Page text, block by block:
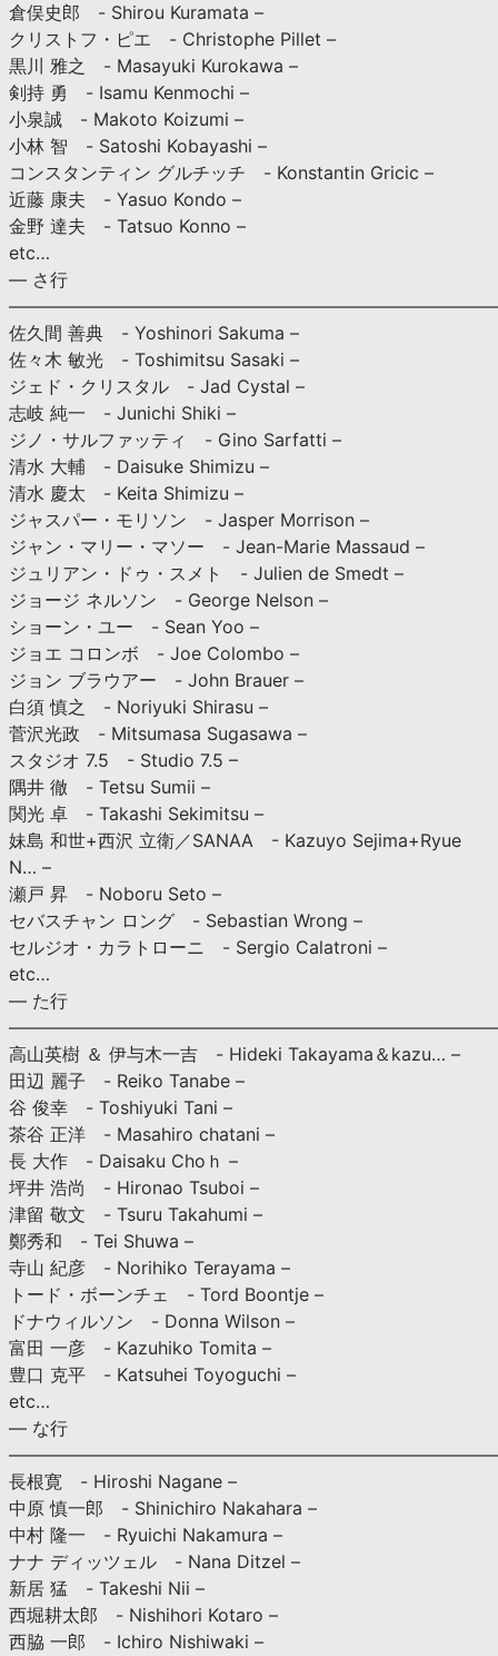
倉俣史郎 - Shirou Kuramata –
クリストフ・ピエ - Christophe Pillet –
黒川 雅之 - Masayuki Kurokawa –
剣持 勇 - Isamu Kenmochi –
小泉誠 - Makoto Koizumi –
小林 智 - Satoshi Kobayashi –
コンスタンティン グルチッチ - Konstantin Gricic –
近藤 康夫 - Yasuo Kondo –
金野 達夫 - Tatsuo Konno –
etc…
— さ行
佐久間 善典 - Yoshinori Sakuma –
佐々木 敏光 - Toshimitsu Sasaki –
ジェド・クリスタル - Jad Cystal –
志岐 純一 - Junichi Shiki –
ジノ・サルファッティ - Gino Sarfatti –
清水 大輔 - Daisuke Shimizu –
清水 慶太 - Keita Shimizu –
ジャスパー・モリソン - Jasper Morrison –
ジャン・マリー・マソー - Jean-Marie Massaud –
ジュリアン・ドゥ・スメト - Julien de Smedt –
ジョージ ネルソン - George Nelson –
ショーン・ユー - Sean Yoo –
ジョエ コロンボ - Joe Colombo –
ジョン ブラウアー - John Brauer –
白須 慎之 - Noriyuki Shirasu –
菅沢光政 - Mitsumasa Sugasawa –
スタジオ 7.5 - Studio 7.5 –
隅井 徹 - Tetsu Sumii –
関光 卓 - Takashi Sekimitsu –
妹島 和世+西沢 立衛／SANAA - Kazuyo Sejima+Ryue
N… –
瀬戸 昇 - Noboru Seto –
セバスチャン ロング - Sebastian Wrong –
セルジオ・カラトローニ - Sergio Calatroni –
etc…
— た行
高山英樹 ＆ 伊与木一吉 - Hideki Takayama＆kazu… –
田辺 麗子 - Reiko Tanabe –
谷 俊幸 - Toshiyuki Tani –
茶谷 正洋 - Masahiro chatani –
長 大作 - Daisaku Choｈ –
坪井 浩尚 - Hironao Tsuboi –
津留 敬文 - Tsuru Takahumi –
鄭秀和 - Tei Shuwa –
寺山 紀彦 - Norihiko Terayama –
トード・ボーンチェ - Tord Boontje –
ドナウィルソン - Donna Wilson –
富田 一彦 - Kazuhiko Tomita –
豊口 克平 - Katsuhei Toyoguchi –
etc…
— な行
長根寛 - Hiroshi Nagane –
中原 慎一郎 - Shinichiro Nakahara –
中村 隆一 - Ryuichi Nakamura –
ナナ ディッツェル - Nana Ditzel –
新居 猛 - Takeshi Nii –
西堀耕太郎 - Nishihori Kotaro –
西脇 一郎 - Ichiro Nishiwaki –